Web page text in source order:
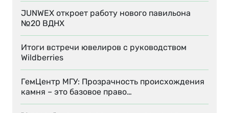
JUNWEX откроет работу нового павильона
№20 ВДНХ
Итоги встречи ювелиров с руководством
Wildberries
ГемЦентр МГУ: Прозрачность происхождения
камня – это базовое право…